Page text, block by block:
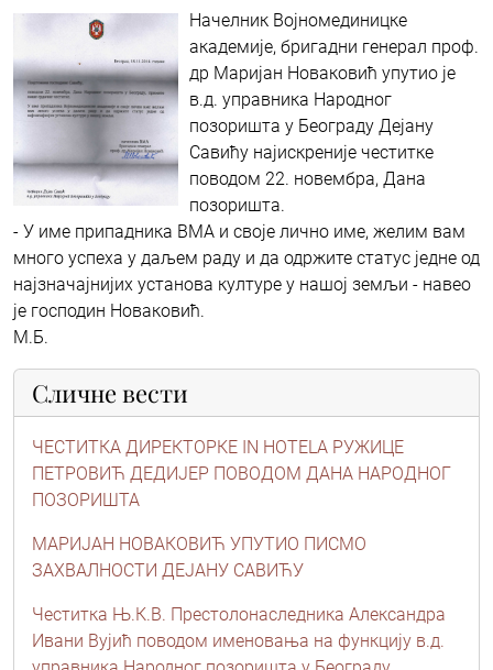
Начелник Војномединицке
академије, бригадни генерал проф.
др Маријан Новаковић упутио је
в.д. управника Народног
позоришта у Београду Дејану
Савићу најискреније честитке
поводом 22. новембра, Дана
позоришта.
- У име припадника ВМА и своје лично име, желим вам
много успеха у даљем раду и да одржите статус једне од
најзначајнијих установа културе у нашој земљи - навео
је господин Новаковић.
М.Б.
Сличне вести
ЧЕСТИТКА ДИРЕКТОРКЕ IN HOTELA РУЖИЦЕ
ПЕТРОВИЋ ДЕДИЈЕР ПОВОДОМ ДАНА НАРОДНОГ
ПОЗОРИШТА
МАРИЈАН НОВАКОВИЋ УПУТИО ПИСМО
ЗАХВАЛНОСТИ ДЕЈАНУ САВИЋУ
Честитка Њ.К.В. Престолонаследника Александра
Ивани Вујић поводом именовања на функцију в.д.